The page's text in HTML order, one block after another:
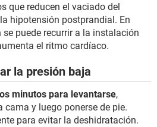
que reducen el vaciado del
hipotensión postprandial. En
puede recurrir a la instalación
el ritmo cardíaco.
la presión baja
minutos para levantarse,
cama y luego ponerse de pie.
para evitar la deshidratación.